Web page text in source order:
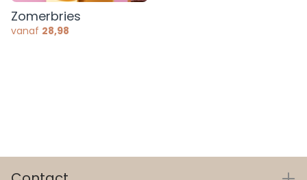
Zomerbries
vanaf 28,98